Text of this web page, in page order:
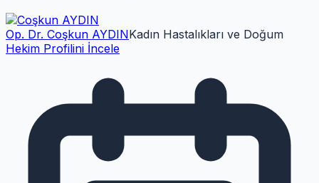
Op. Dr. Coşkun AYDINKadın Hastalıkları ve Doğum
Hekim Profilini İncele